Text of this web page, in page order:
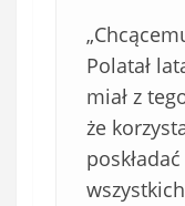
Polatał
miał z
że